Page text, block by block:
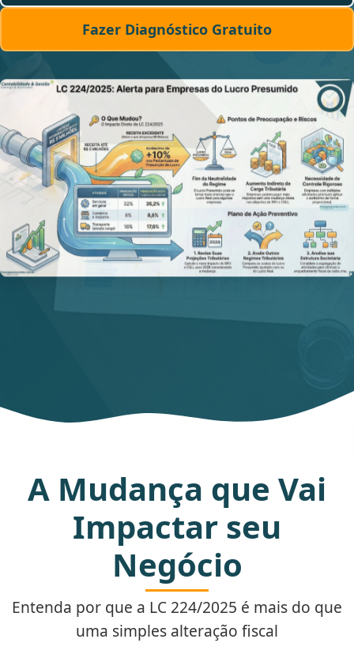
Fazer Diagnóstico Gratuito
A Mudança que Vai
Impactar seu
Negócio
Entenda por que a LC 224/2025 é mais do que
uma simples alteração fiscal